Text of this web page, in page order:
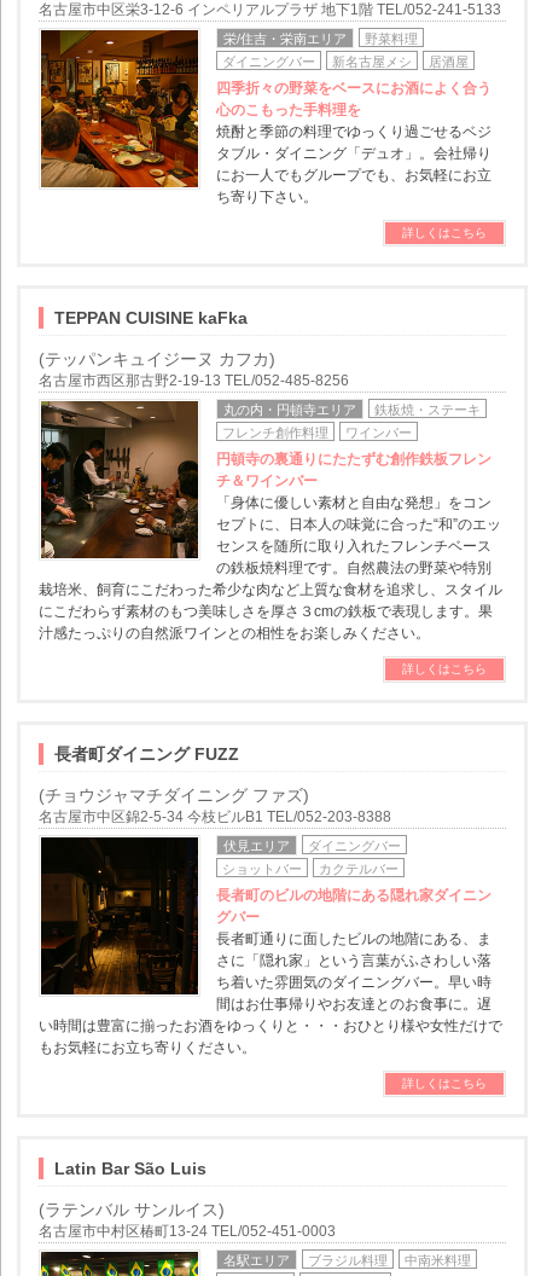
名古屋市中区栄3-12-6 インペリアルプラザ 地下1階 TEL/052-241-5133
栄/住吉・栄南エリア
野菜料理
ダイニングバー
新名古屋メシ 居酒屋
四季折々の野菜をベースにお酒によく合う
心のこもった手料理を
焼酎と季節の料理でゆっくり過ごせるベジ
タブル・ダイニング「デュオ」。会社帰り
にお一人でもグループでも、お気軽にお立
ち寄り下さい。
詳しくはこちら
TEPPAN CUISINE kaFka
(テッパンキュイジーヌ カフカ)
名古屋市西区那古野2-19-13 TEL/052-485-8256
丸の内・円頓寺エリア
鉄板焼・ステーキ
フレンチ創作料理
ワインバー
円頓寺の裏通りにたたずむ創作鉄板フレン
チ＆ワインバー
「身体に優しい素材と自由な発想」をコン
セプトに、日本人の味覚に合った“和”のエッ
センスを随所に取り入れたフレンチベース
の鉄板焼料理です。自然農法の野菜や特別
栽培米、飼育にこだわった希少な肉など上質な食材を追求し、スタイル
にこだわらず素材のもつ美味しさを厚さ３cmの鉄板で表現します。果
汁感たっぷりの自然派ワインとの相性をお楽しみください。
詳しくはこちら
長者町ダイニング FUZZ
(チョウジャマチダイニング ファズ)
名古屋市中区錦2-5-34 今枝ビルB1 TEL/052-203-8388
伏見エリア
ダイニングバー
ショットバー
カクテルバー
長者町のビルの地階にある隠れ家ダイニン
グバー
長者町通りに面したビルの地階にある、ま
さに「隠れ家」という言葉がふさわしい落
ち着いた雰囲気のダイニングバー。早い時
間はお仕事帰りやお友達とのお食事に。遅
い時間は豊富に揃ったお酒をゆっくりと・・・おひとり様や女性だけで
もお気軽にお立ち寄りください。
詳しくはこちら
Latin Bar São Luis
(ラテンバル サンルイス)
名古屋市中村区椿町13-24 TEL/052-451-0003
名駅エリア ブラジル料理
中南米料理